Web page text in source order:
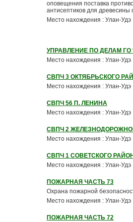
оповещения поставка
антисептиков для древесины
Место нахождения : Улан-Удэ
УПРАВЛЕНИЕ ПО ДЕЛАМ
Место нахождения : Улан-Удэ
СВПЧ 3 ОКТЯБРЬСКОГО
Место нахождения : Улан-Удэ
СВПЧ 56 П. ЛЕНИНА
Место нахождения : Улан-Удэ
СВПЧ 2
Место нахождения : Улан-Удэ
СВПЧ 1 СОВЕТСКОГО
Место нахождения : Улан-Удэ
ПОЖАРНАЯ ЧАСТЬ 73
Охрана пожарной
Место нахождения : Улан-Удэ
ПОЖАРНАЯ ЧАСТЬ 72